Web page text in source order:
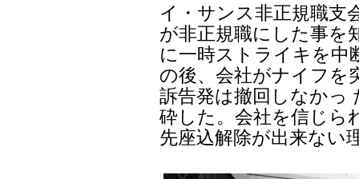
イ・サンス非正規職支
が非正規職にした事を
に一時ストライキを中
の後、会社がナイフを
訴告発は撤回しなかっ
砕した。会社を信じら
先座込解除が出来ない